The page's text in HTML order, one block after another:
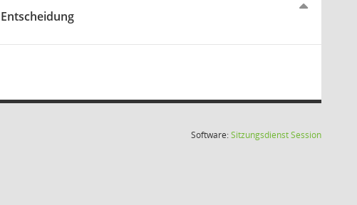
Software:SitzungsdienstSession(Wird in